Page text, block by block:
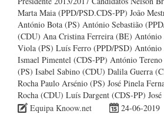
Marta Maia (PPD/PSD.CDS-PP) João
António Bota (PS) António Sebastião
(CDU) Ana Cristina Ferreira (BE) António
Viola (PS) Luís Ferro (PPD/PSD) António
Ismael Pimentel (CDS-PP) António Tereno
(PS) Isabel Sabino (CDU) Dalila Guerra
Rocha Paulo Arsénio (PS) José Pinela
Rocha (CDU) Luís Dargent (CDS-PP)
Equipa Knoow.net
24-06-2019